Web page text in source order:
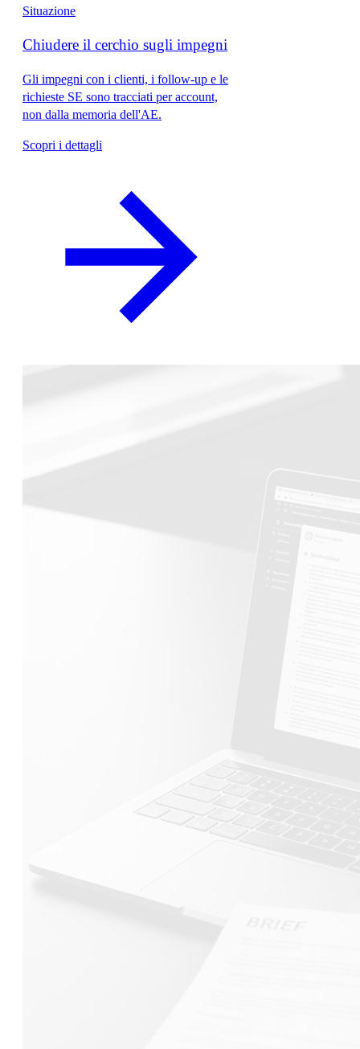
Situazione
Chiudere il cerchio sugli impegni
Gli impegni con i clienti, i follow-up e le
richieste SE sono tracciati per account,
non dalla memoria dell'AE.
Scopri i dettagli